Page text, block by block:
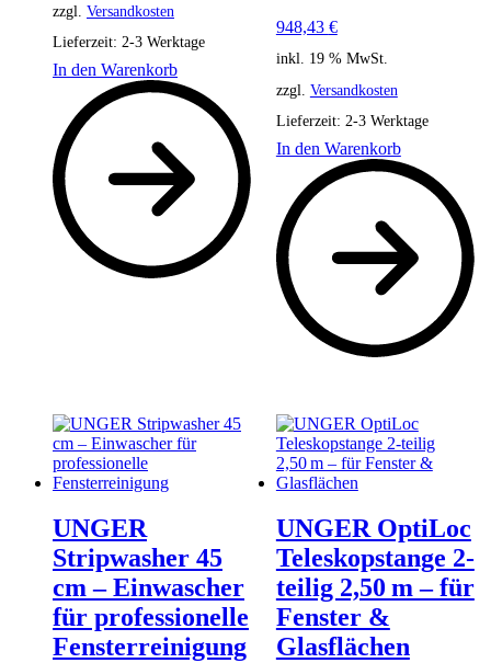
zzgl. Versandkosten
Lieferzeit: 2-3 Werktage
In den Warenkorb
948,43 €
inkl. 19 % MwSt.
zzgl. Versandkosten
Lieferzeit: 2-3 Werktage
In den Warenkorb
UNGER
Stripwasher 45
cm – Einwascher
für professionelle
Fensterreinigung
UNGER OptiLoc
Teleskopstange 2-
teilig 2,50 m – für
Fenster &
Glasflächen